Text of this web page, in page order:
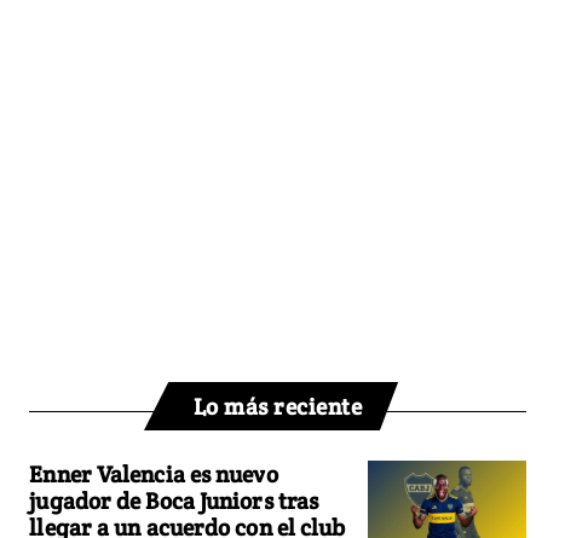
Lo más reciente
Enner Valencia es nuevo
jugador de Boca Juniors tras
llegar a un acuerdo con el club